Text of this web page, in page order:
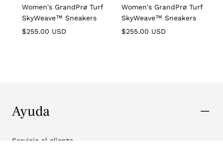
Women's GrandPrø Turf
SkyWeave™ Sneakers
Regular
$255.00 USD
Women's GrandPrø Turf
SkyWeave™ Sneakers
Regular
$255.00 USD
Ayuda
Servicio al cliente